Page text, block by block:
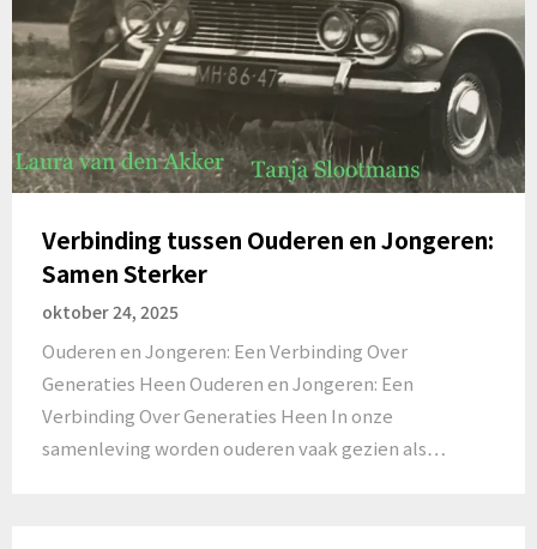
Verbinding tussen Ouderen en Jongeren:
Samen Sterker
oktober 24, 2025
Ouderen en Jongeren: Een Verbinding Over
Generaties Heen Ouderen en Jongeren: Een
Verbinding Over Generaties Heen In onze
samenleving worden ouderen vaak gezien als…